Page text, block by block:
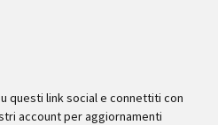
questi link social e connettiti con
account per aggiornamenti